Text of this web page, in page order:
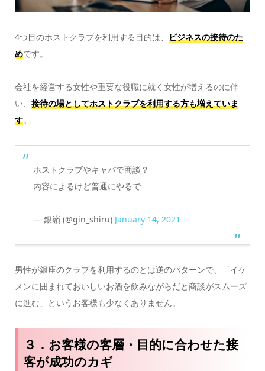
4つ目のホストクラブを利用する目的は、
ビジネスの接待のた
めです。
会社を経営する女性や重要な役職に就く女性が増えるのに伴
い、 接待の場としてホストクラブを利用する方も増えていま
す。
ホストクラブやキャバで商談？
内容によるけど普通にやるで
— 銀嶺 (@gin_shiru) January 14, 2021
男性が銀座のクラブを利用するのとは逆のパターンで、「イケ
メンに囲まれておいしいお酒を飲みながらだと商談がスムーズ
に進む」というお客様も少なくありません。
３．お客様の客層・目的に合わせた接
客が成功のカギ